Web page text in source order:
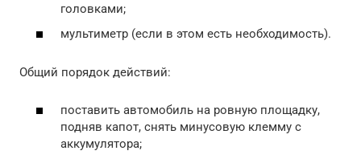
головками;
мультиметр (если в этом есть необходимость).
Общий порядок действий:
поставить автомобиль на ровную площадку,
подняв капот, снять минусовую клемму с
аккумулятора;